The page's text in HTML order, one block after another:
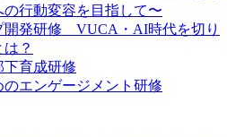
の行動変容を目指して〜
開発研修 VUCA・AI時代を切り
？
下育成研修
のエンゲージメント研修